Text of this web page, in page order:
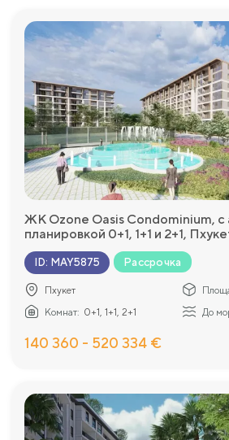
ЖК Ozone Oasis Condominium, с
планировкой 0+1, 1+1 и 2+1,
ID: MAY5875 Рассрочка
Пхукет
Комнат: 0+1, 1+1, 2+1 До
140 360 - 520 334 €